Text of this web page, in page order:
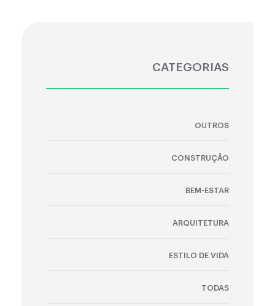
CATEGORIAS
OUTROS
CONSTRUÇÃO
BEM-ESTAR
ARQUITETURA
ESTILO DE VIDA
TODAS